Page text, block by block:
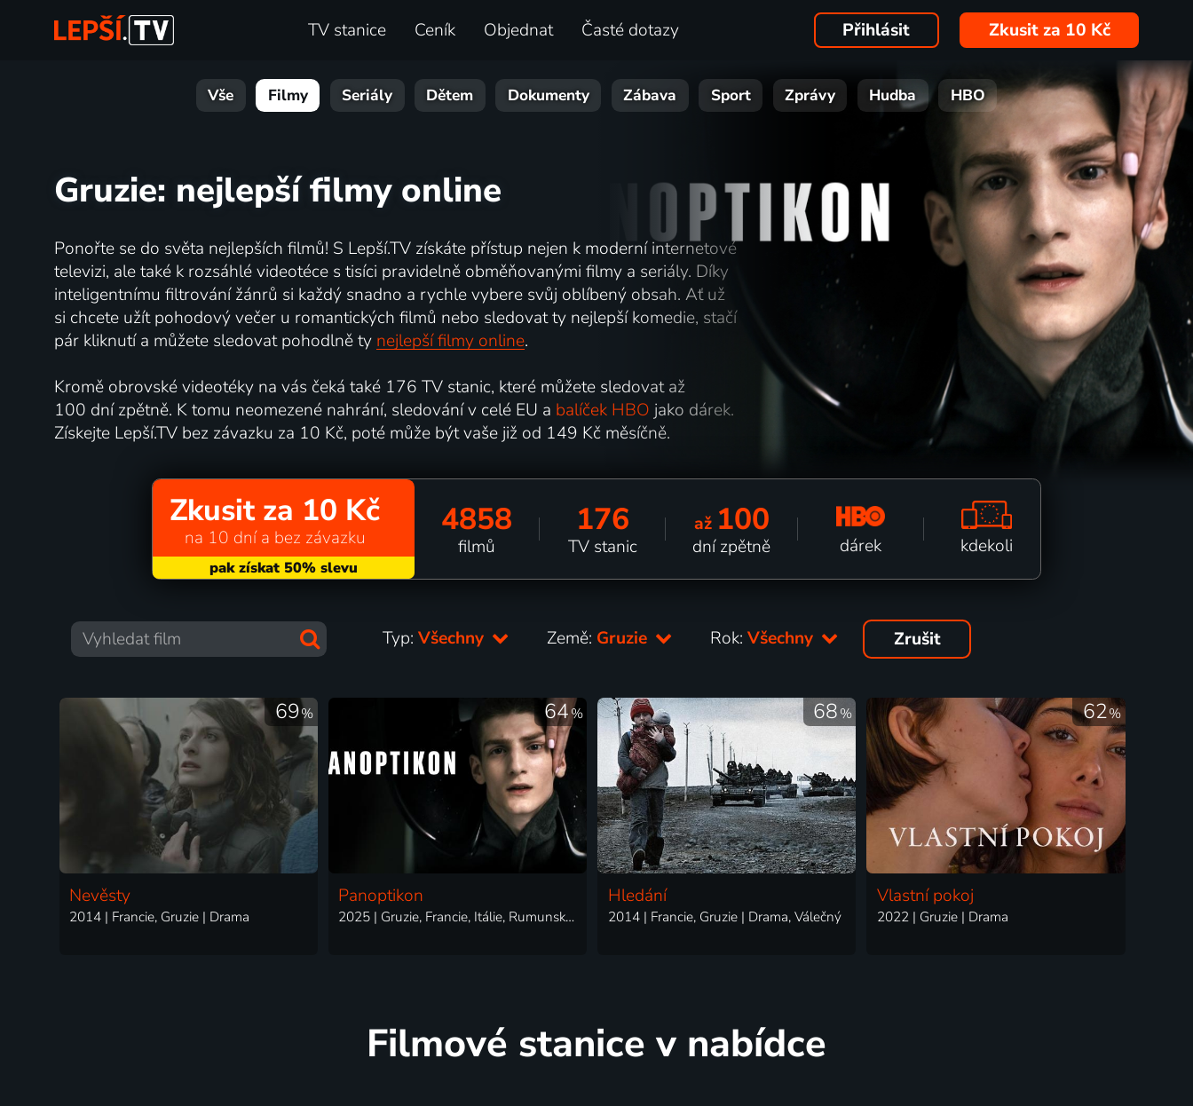
TV stanice Ceník Objednat Časté dotazy Přihlásit Zkusit za 10 Kč
Vše Filmy Seriály Dětem Dokumenty Zábava Sport Zprávy Hudba HBO
Gruzie: nejlepší filmy online
Ponořte se do světa nejlepších filmů! S Lepší.TV získáte přístup nejen k moderní internetové
televizi, ale také k rozsáhlé videotéce s tisíci pravidelně obměňovanými filmy a seriály. Díky
inteligentnímu filtrování žánrů si každý snadno a rychle vybere svůj oblíbený obsah. Ať už
si chcete užít pohodový večer u romantických filmů nebo sledovat ty nejlepší komedie, stačí
pár kliknutí a můžete sledovat pohodlně ty nejlepší filmy online.
Kromě obrovské videotéky na vás čeká také 176 TV stanic, které můžete sledovat až
100 dní zpětně. K tomu neomezené nahrání, sledování v celé EU a balíček HBO jako dárek.
Získejte Lepší.TV bez závazku za 10 Kč, poté může být vaše již od 149 Kč měsíčně.
Zkusit za 10 Kč
na 10 dní a bez závazku 4858
filmů
176
TV stanic
až 100
dní zpětně dárek kdekoli
Typ:Všechny Země: Gruzie Rok:Všechny Zrušit
69%
Nevěsty
2014 | Francie, Gruzie | Drama
64%
Panoptikon
2025 | Gruzie, Francie, Itálie, Rumunsko | Drama
68%
Hledání
2014 | Francie, Gruzie | Drama, Válečný
62%
Vlastní pokoj
2022 | Gruzie | Drama
Filmové stanice v nabídce